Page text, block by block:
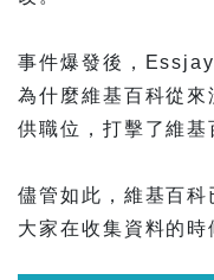
事件爆發後，
為什麼維基百科從
供職位，打擊了維基
儘管如此，維基百科
大家在收集資料的時